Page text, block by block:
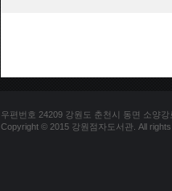
우편번호 24209 강원도 춘천시 동면 소양
Copyright © 2015 강원점자도서관. All